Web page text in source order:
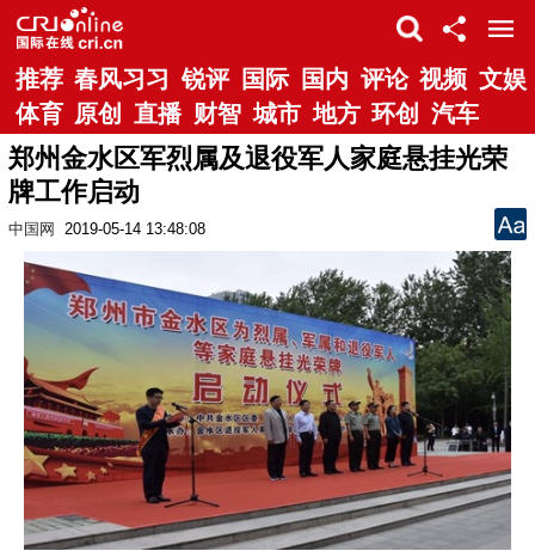
推荐 春风习习 锐评 国际 国内 评论 视频 文娱
体育 原创 直播 财智 城市 地方 环创 汽车
郑州金水区军烈属及退役军人家庭悬挂光荣
牌工作启动
中国网 2019-05-14 13:48:08